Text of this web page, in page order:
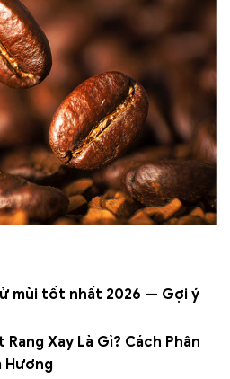
mùi tốt nhất 2026 — Gợi ý
Rang Xay Là Gì? Cách Phân
Hương